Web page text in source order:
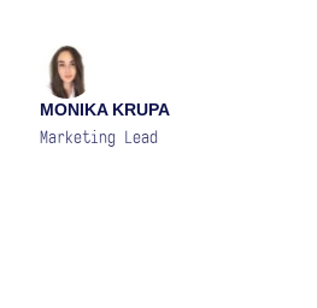
MONIKA KRUPA
Marketing Lead